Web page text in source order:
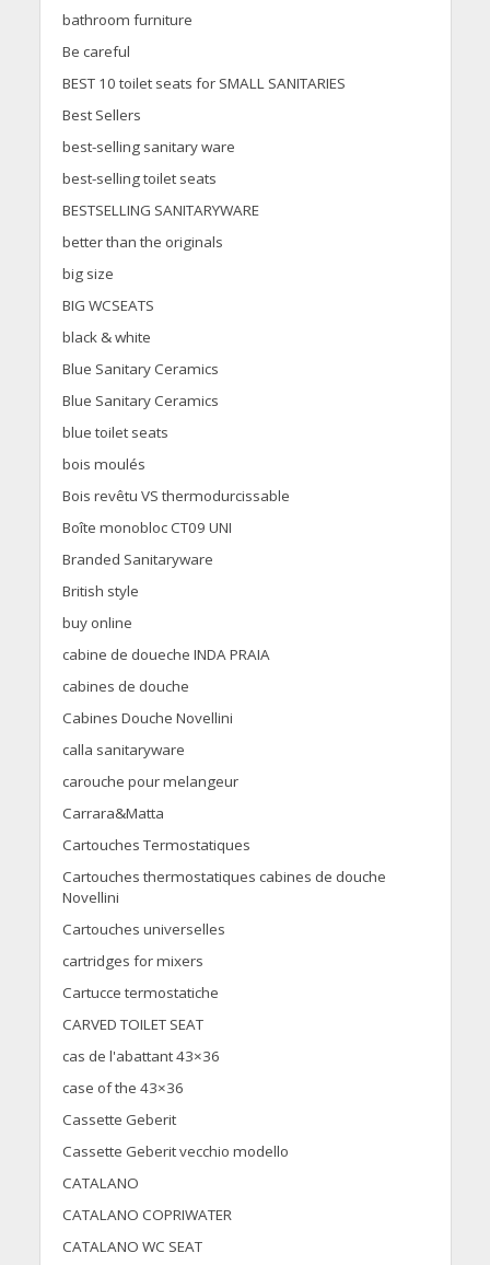
bathroom furniture
Be careful
BEST 10 toilet seats for SMALL SANITARIES
Best Sellers
best-selling sanitary ware
best-selling toilet seats
BESTSELLING SANITARYWARE
better than the originals
big size
BIG WCSEATS
black & white
Blue Sanitary Ceramics
Blue Sanitary Ceramics
blue toilet seats
bois moulés
Bois revêtu VS thermodurcissable
Boîte monobloc CT09 UNI
Branded Sanitaryware
British style
buy online
cabine de doueche INDA PRAIA
cabines de douche
Cabines Douche Novellini
calla sanitaryware
carouche pour melangeur
Carrara&Matta
Cartouches Termostatiques
Cartouches thermostatiques cabines de douche
Novellini
Cartouches universelles
cartridges for mixers
Cartucce termostatiche
CARVED TOILET SEAT
cas de l'abattant 43×36
case of the 43×36
Cassette Geberit
Cassette Geberit vecchio modello
CATALANO
CATALANO COPRIWATER
CATALANO WC SEAT